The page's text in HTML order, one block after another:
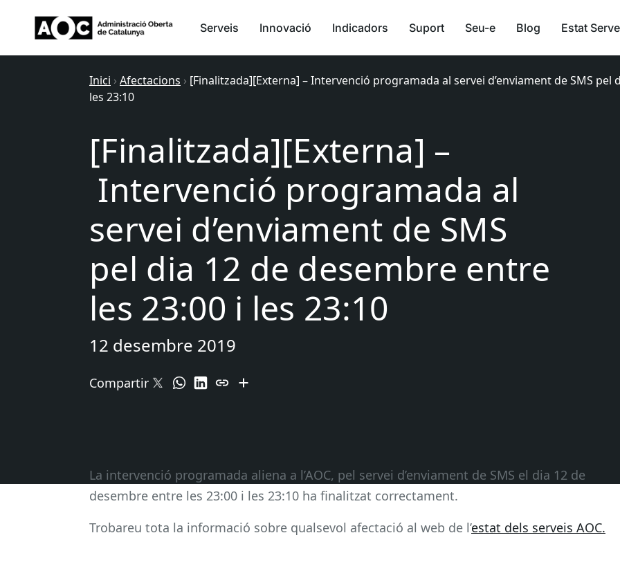
Serveis Innovació Indicadors Suport Seu-e Blog Estat
Inici › Afectacions › [Finalitzada][Externa] – Intervenció programada al servei d’enviament de SMS pel
les 23:10
[Finalitzada][Externa] –
Intervenció programada al
servei d’enviament de SMS
pel dia 12 de desembre entre
les 23:00 i les 23:10
12 desembre 2019
Compartir
La intervenció programada aliena a l’AOC, pel servei d’enviament de SMS el dia 12 de
desembre entre les 23:00 i les 23:10 ha finalitzat correctament.
Trobareu tota la informació sobre qualsevol afectació al web de l’estat dels serveis AOC.